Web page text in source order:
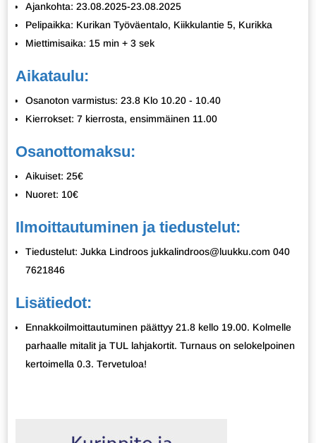
Ajankohta: 23.08.2025-23.08.2025
Pelipaikka: Kurikan Työväentalo, Kiikkulantie 5, Kurikka
Miettimisaika: 15 min + 3 sek
Aikataulu:
Osanoton varmistus: 23.8 Klo 10.20 - 10.40
Kierrokset: 7 kierrosta, ensimmäinen 11.00
Osanottomaksu:
Aikuiset: 25€
Nuoret: 10€
Ilmoittautuminen ja tiedustelut:
Tiedustelut: Jukka Lindroos jukkalindroos@luukku.com 040
7621846
Lisätiedot:
Ennakkoilmoittautuminen päättyy 21.8 kello 19.00. Kolmelle
parhaalle mitalit ja TUL lahjakortit. Turnaus on selokelpoinen
kertoimella 0.3. Tervetuloa!